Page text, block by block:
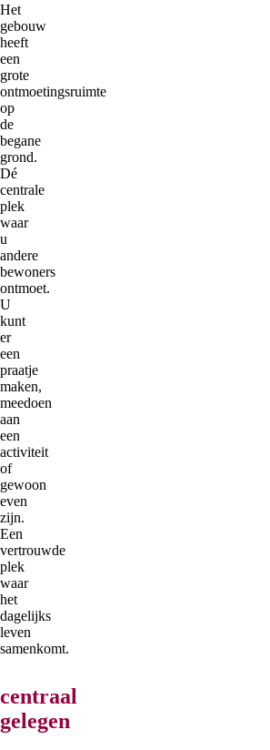
Het
gebouw
heeft
een
grote
ontmoetingsruimte
op
de
begane
grond.
Dé
centrale
plek
waar
u
andere
bewoners
ontmoet.
U
kunt
er
een
praatje
maken,
meedoen
aan
een
activiteit
of
gewoon
even
zijn.
Een
vertrouwde
plek
waar
het
dagelijks
leven
samenkomt.
centraal
gelegen